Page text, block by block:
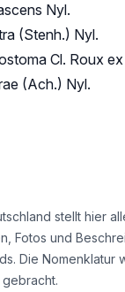
Nyl.
(Stenh.) Nyl.
Cl. Roux
(Ach.) Nyl.
stellt hier
Fotos und
Die Nomenklatur